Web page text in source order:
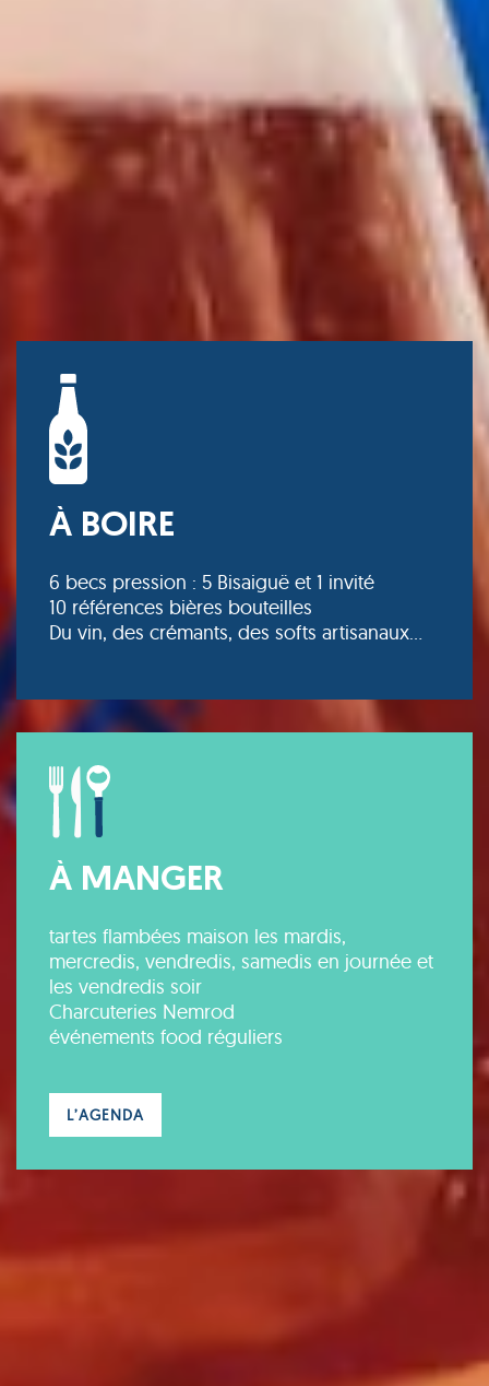
À BOIRE
6 becs pression : 5 Bisaiguë et 1 invité
10 références bières bouteilles
Du vin, des crémants, des softs artisanaux…
À MANGER
tartes flambées maison les mardis,
mercredis, vendredis, samedis en journée et
les vendredis soir
Charcuteries Nemrod
événements food réguliers
L’AGENDA